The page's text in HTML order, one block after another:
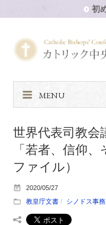
初
MENU
世界代表司教
「若者、信仰
ファイル）
2020/05/27
教皇庁文書
シノドス事